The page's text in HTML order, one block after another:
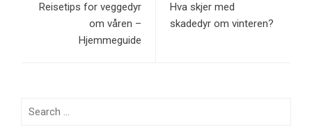
Reisetips for veggedyr
om våren –
Hjemmeguide
Hva skjer med
skadedyr om vinteren?
Search